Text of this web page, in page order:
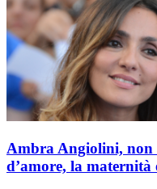
Ambra Angiolini, non
d’amore, la